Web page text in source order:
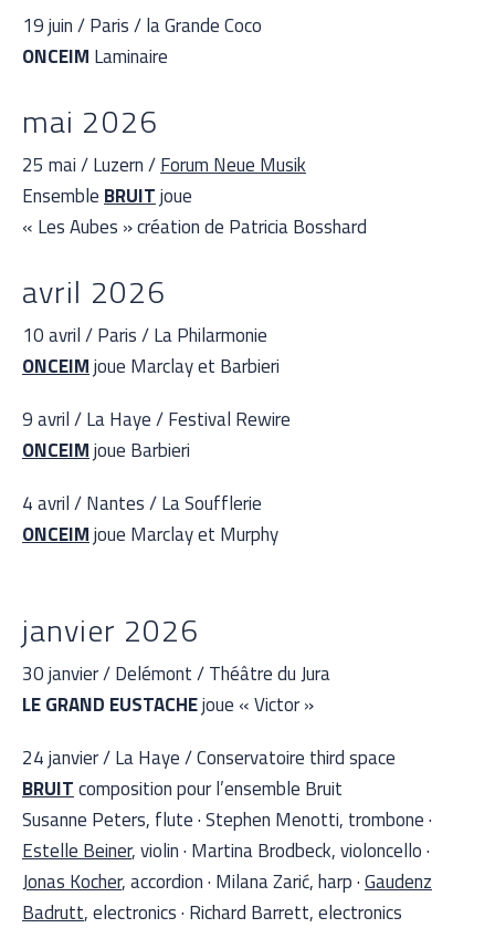
19 juin / Paris / la Grande Coco
ONCEIM Laminaire
mai 2026
25 mai / Luzern /Forum Neue Musik
Ensemble BRUITjoue
« Les Aubes » création de Patricia Bosshard
avril 2026
10 avril / Paris / La Philarmonie
ONCEIMjoue Marclay et Barbieri
9 avril / La Haye / Festival Rewire
ONCEIMjoue Barbieri
4 avril / Nantes / La Soufflerie
ONCEIMjoue Marclay et Murphy
janvier 2026
30 janvier / Delémont / Théâtre du Jura
LE GRAND EUSTACHEjoue « Victor »
24 janvier / La Haye / Conservatoire third space
BRUITcomposition pour l’ensemble Bruit
Susanne Peters, flute · Stephen Menotti, trombone ·
Estelle Beiner, violin · Martina Brodbeck, violoncello ·
Jonas Kocher, accordion · Milana Zarić, harp ·Gaudenz
Badrutt, electronics · Richard Barrett, electronics